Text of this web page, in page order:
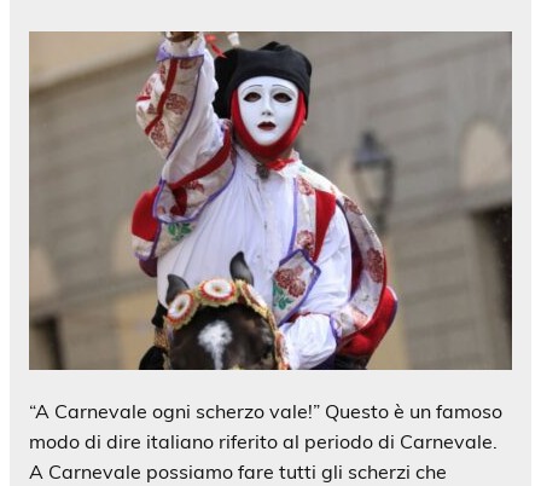
“A Carnevale ogni scherzo vale!” Questo è un famoso
modo di dire italiano riferito al periodo di Carnevale.
A Carnevale possiamo fare tutti gli scherzi che